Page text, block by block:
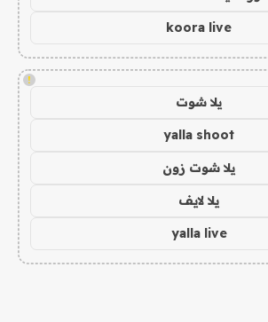
koora live
!
يلا شوت
yalla shoot
يلا شوت زون
يلا لايف
yalla live